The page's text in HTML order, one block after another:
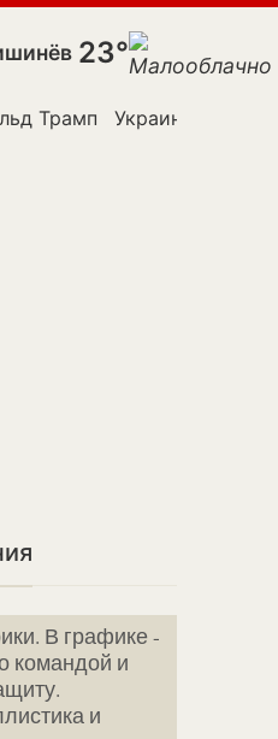
23°
Трамп Украина
В графике -
командой и
и